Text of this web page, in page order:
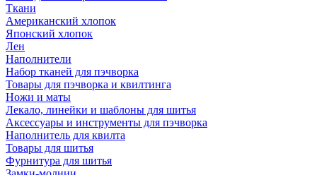
Ткани
Американский хлопок
Японский хлопок
Лен
Наполнители
Набор тканей для пэчворка
Товары для пэчворка и квилтинга
Ножи и маты
Лекало, линейки и шаблоны для шитья
Аксессуары и инструменты для пэчворка
Наполнитель для квилта
Товары для шитья
Фурнитура для шитья